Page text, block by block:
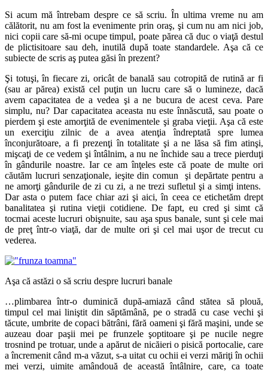
Si acum mă întrebam despre ce să scriu. În ultima vreme nu am
călătorit, nu am fost la evenimente prin oraş, şi cum nu am nici job,
nici copii care să-mi ocupe timpul, poate părea că duc o viaţă destul
de plictisitoare sau deh, inutilă după toate standardele. Aşa că ce
subiecte de scris aş putea găsi în prezent?
Şi totuşi, în fiecare zi, oricât de banală sau cotropită de rutină ar fi
(sau ar părea) există cel puţin un lucru care să o lumineze, dacă
avem capacitatea de a vedea şi a ne bucura de acest ceva. Pare
simplu, nu? Dar capacitatea aceasta nu este înnăscută, sau poate o
pierdem şi este amorţită de evenimentele şi graba vieţii. Aşa că este
un exerciţiu zilnic de a avea atenţia îndreptată spre lumea
înconjurătoare, a fi prezenţi în totalitate şi a ne lăsa să fim atinşi,
mişcaţi de ce vedem şi întâlnim, a nu ne închide sau a trece pierduţi
în gândurile noastre. Iar ce am înţeles este că poate de multe ori
căutăm lucruri senzaţionale, ieşite din comun şi depărtate pentru a
ne amorţi gândurile de zi cu zi, a ne trezi sufletul şi a simţi intens.
Dar asta o putem face chiar azi şi aici, în ceea ce etichetăm drept
banalitatea şi rutina vieţii cotidiene. De fapt, eu cred şi simt că
tocmai aceste lucruri obişnuite, sau aşa spus banale, sunt şi cele mai
de preţ într-o viaţă, dar de multe ori şi cel mai uşor de trecut cu
vederea.
Aşa că astăzi o să scriu despre lucruri banale
…plimbarea într-o duminică după-amiază când stătea să plouă,
timpul cel mai liniştit din săptămână, pe o stradă cu case vechi şi
tăcute, umbrite de copaci bătrâni, fără oameni şi fără maşini, unde se
auzeau doar paşii mei pe frunzele şoptitoare şi pe nucile negre
trosnind pe trotuar, unde a apărut de nicăieri o pisică portocalie, care
a încremenit când m-a văzut, s-a uitat cu ochii ei verzi măriţi în ochii
mei verzi, uimite amândouă de această întâlnire, care, ca toate